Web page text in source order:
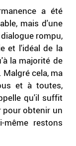
a été
mais d'une
rompu,
et l'idéal de la
la majorité de
cela, ma
et à toutes,
qu'il suffit
pour obtenir un
restons